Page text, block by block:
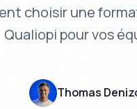
choisir une
Qualiopi pour vos
Thomas